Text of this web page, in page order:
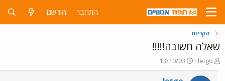
התחבר הירשם
הקריות
שאלה חשובה!!!!!
פ
ו
ת
letgo
פ
ו
ר
13/10/03